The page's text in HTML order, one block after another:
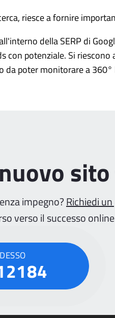
riesce a fornire
della SERP di
potenziale. Si
poter monitorare a
nuovo
impegno?Richiedi
verso il successo